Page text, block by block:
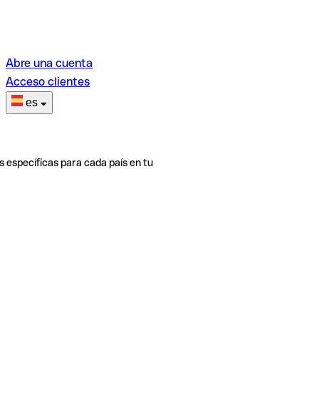
Abre una cuenta
Acceso clientes
es
específicas para cada país en tu